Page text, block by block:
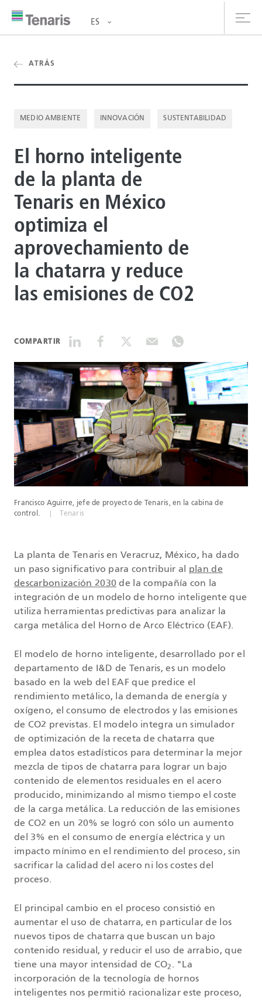
y Servicios
de prensa
DATASHEETS
ES
ATRÁS
MEDIO AMBIENTE INNOVACIÓN SUSTENTABILIDAD
El horno inteligente
de la planta de
Tenaris en México
optimiza el
aprovechamiento de
la chatarra y reduce
las emisiones de CO2
COMPARTIR
Francisco Aguirre, jefe de proyecto de Tenaris, en la cabina de
control.
Tenaris
La planta de Tenaris en Veracruz, México, ha dado
un paso significativo para contribuir al plan de
descarbonización 2030 de la compañía con la
integración de un modelo de horno inteligente que
utiliza herramientas predictivas para analizar la
carga metálica del Horno de Arco Eléctrico (EAF).
El modelo de horno inteligente, desarrollado por el
departamento de I&D de Tenaris, es un modelo
basado en la web del EAF que predice el
rendimiento metálico, la demanda de energía y
oxígeno, el consumo de electrodos y las emisiones
de CO2 previstas. El modelo integra un simulador
de optimización de la receta de chatarra que
emplea datos estadísticos para determinar la mejor
mezcla de tipos de chatarra para lograr un bajo
contenido de elementos residuales en el acero
producido, minimizando al mismo tiempo el coste
de la carga metálica. La reducción de las emisiones
de CO2 en un 20% se logró con sólo un aumento
del 3% en el consumo de energía eléctrica y un
impacto mínimo en el rendimiento del proceso, sin
sacrificar la calidad del acero ni los costes del
proceso.
El principal cambio en el proceso consistió en
aumentar el uso de chatarra, en particular de los
nuevos tipos de chatarra que buscan un bajo
contenido residual, y reducir el uso de arrabio, que
tiene una mayor intensidad de CO2 . "La
incorporación de la tecnología de hornos
inteligentes nos permitió racionalizar este proceso,